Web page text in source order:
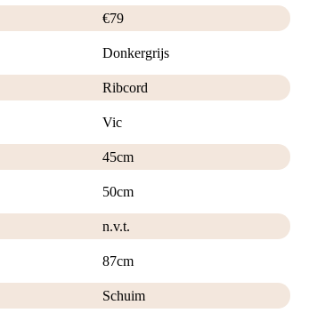
€79
Donkergrijs
Ribcord
Vic
45cm
50cm
n.v.t.
87cm
Schuim